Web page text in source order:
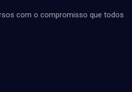
com o compromisso que todos